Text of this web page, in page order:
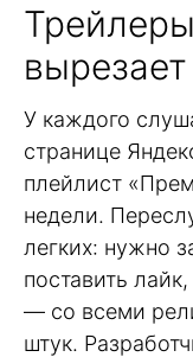
У каждого
странице
плейлист
недели.
легких: нужно
поставить
— со всеми
штук.